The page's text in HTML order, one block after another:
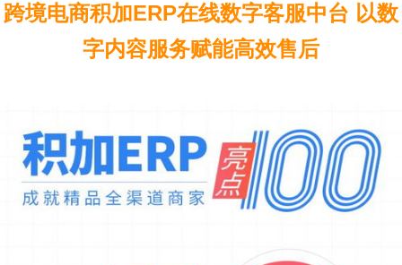
跨境电商积加ERP在线数字客服中台 以数
字内容服务赋能高效售后